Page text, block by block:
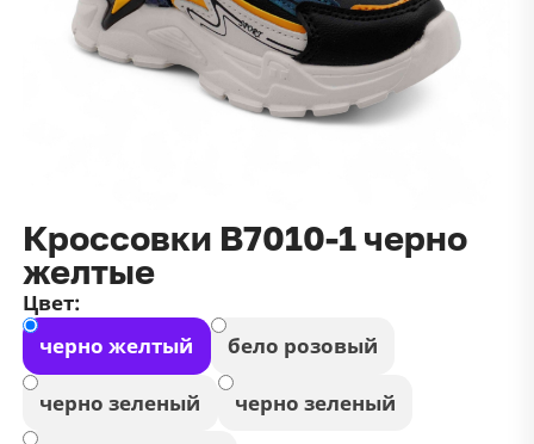
Кроссовки В7010-1 черно
желтые
Цвет:
черно желтый
бело розовый
черно зеленый черно зеленый
данныхи публичной оффертой
Зарегистрироваться
100 ₽ 100 ₽
42